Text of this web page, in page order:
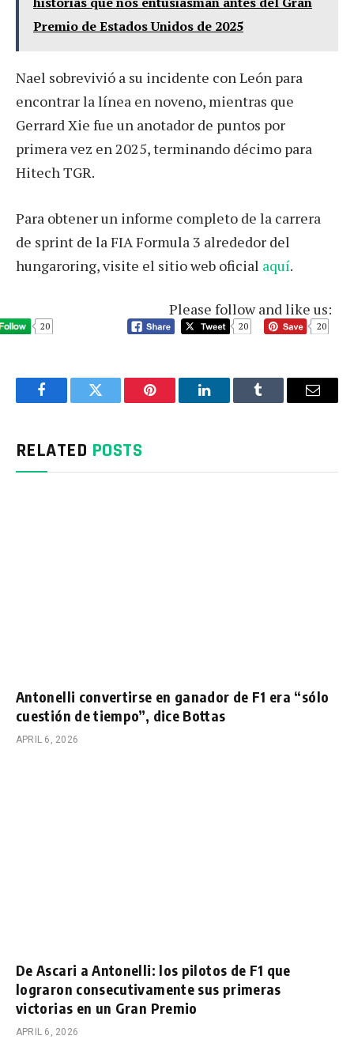
Premio de Estados Unidos de 2025
Nael sobrevivió a su incidente con León para
encontrar la línea en noveno, mientras que
Gerrard Xie fue un anotador de puntos por
primera vez en 2025, terminando décimo para
Hitech TGR.
Para obtener un informe completo de la carrera
de sprint de la FIA Formula 3 alrededor del
hungaroring, visite el sitio web oficial aquí.
Please follow and like us:
20 20 20
FacebookTwitter Pinterest LinkedInTumblr Email
RELATED POSTS
Antonelli convertirse en ganador de F1 era “sólo
cuestión de tiempo”, dice Bottas
APRIL 6, 2026
De Ascari a Antonelli: los pilotos de F1 que
lograron consecutivamente sus primeras
victorias en un Gran Premio
APRIL 6, 2026